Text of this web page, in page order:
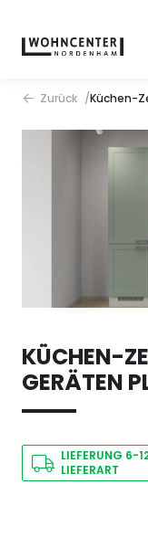
Zurück Küchen-
KÜCHEN-
GERÄTEN
LIEFERUNG 6-
LIEFERART